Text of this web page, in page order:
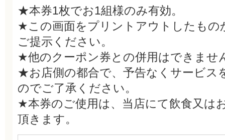
★本券1枚でお1組様のみ有効。
★この画面をプリントアウトしたもの
ご提示ください。
★他のクーポン券との併用はできませ
★お店側の都合で、予告なくサービス
のでご了承ください。
★本券のご使用は、当店にて飲食又は
頂きます。